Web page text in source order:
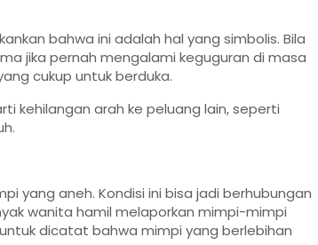
bahwa ini adalah hal yang simbolis. Bila
jika pernah mengalami keguguran di masa
cukup untuk berduka.
kehilangan arah ke peluang lain, seperti
yang aneh. Kondisi ini bisa jadi berhubungan
wanita hamil melaporkan mimpi-mimpi
dicatat bahwa mimpi yang berlebihan